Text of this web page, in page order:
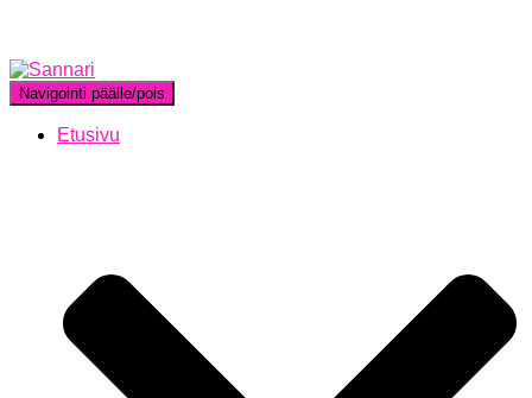
Navigointi päälle/pois
Etusivu